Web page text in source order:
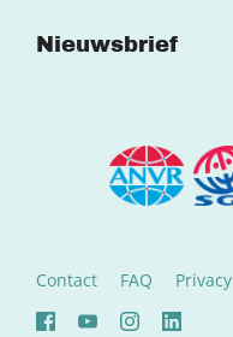
Nieuwsbrief
Contact FAQ Privacy